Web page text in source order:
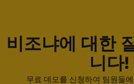
비조냐에 대한
니다!
무료 데모를 신청하여 팀원들